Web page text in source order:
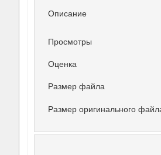
Описание
Просмотры
Оценка
Размер файла
Размер оригинального